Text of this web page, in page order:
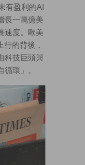
有盈利的AI
長一萬億美
速度。歐美
的背後，
科技巨頭與
環」。